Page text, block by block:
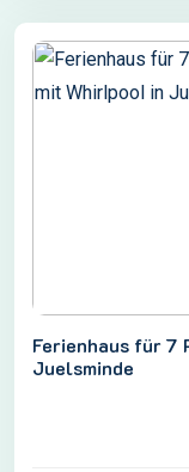
Ferienhaus für 7
Juelsminde